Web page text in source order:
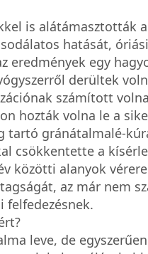
is alátámasztották
hatását,
eredmények egy
derültek
számított
hozták volna le a
tartó gránátalmalé-
csökkentette a
közötti alanyok
az már nem
felfedezésnek.
leve, de